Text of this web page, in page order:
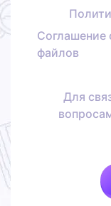
Соглашение
файлов
Для